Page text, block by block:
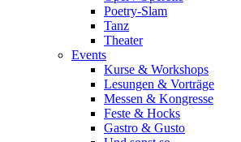
Poetry-Slam
Tanz
Theater
Events
Kurse & Workshops
Lesungen & Vorträge
Messen & Kongresse
Feste & Hocks
Gastro & Gusto